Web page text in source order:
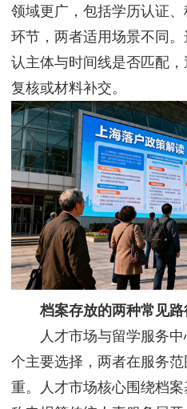
领域更广，包括学历认证
环节，两者适用场景不同
认主体与时间线是否匹配
复核或材料补交。
档案存放的两种常见路
人才市场与留学服务中
个主要选择，两者在服务
重。人才市场核心围绕档